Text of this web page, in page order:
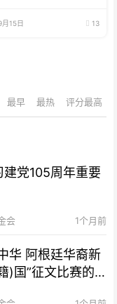
15日 13
最早 最热 评分最高
党105周年重要
会 1个月前
华 阿根廷华裔新
)国”征文比赛的